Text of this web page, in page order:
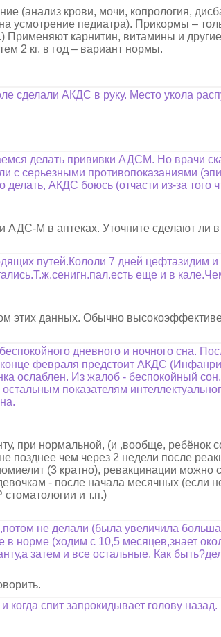
(анализ крови, мочи, копрология,
усмотрение педиатра). Прикормы –
Применяют карнитин, витамины и
2 кг. в год – вариант нормы.
сделали АКДС в руку. Место укола
делать прививки АДСМ. Но врачи
с серьезными противопоказаниями
АКДС боюсь (отчасти из-за того
АДС-М в аптеках. Уточните сделают ли
путей.Кололи 7 дней цефтазидим и
еще и в
этих данных. Обычно
дневного и ночного сна.
февраля предстоит АКДС
ослаблен. Из жалоб - беспокойный сон.
показателям
при нормальной, (и ,вообще, ребёнок
чем через 2 недели после
(3 кратно), ревакцинации можно
- после начала месячных (если
и т.п.)
не делали (была увеличила
в норме (ходим с 10,5 месяцев,знает
затем и все остальные. Как
спит запрокидывает голову